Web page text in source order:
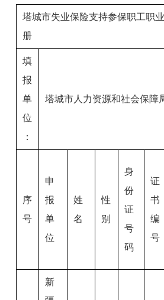
塔城市失业保险支持参保职工职
册
填
报
单
位
：
塔城市人力资源和社会保障
序
号
申
报
单
位
姓
名
性
别
身
份
证
号
码
证
书
编
号
新